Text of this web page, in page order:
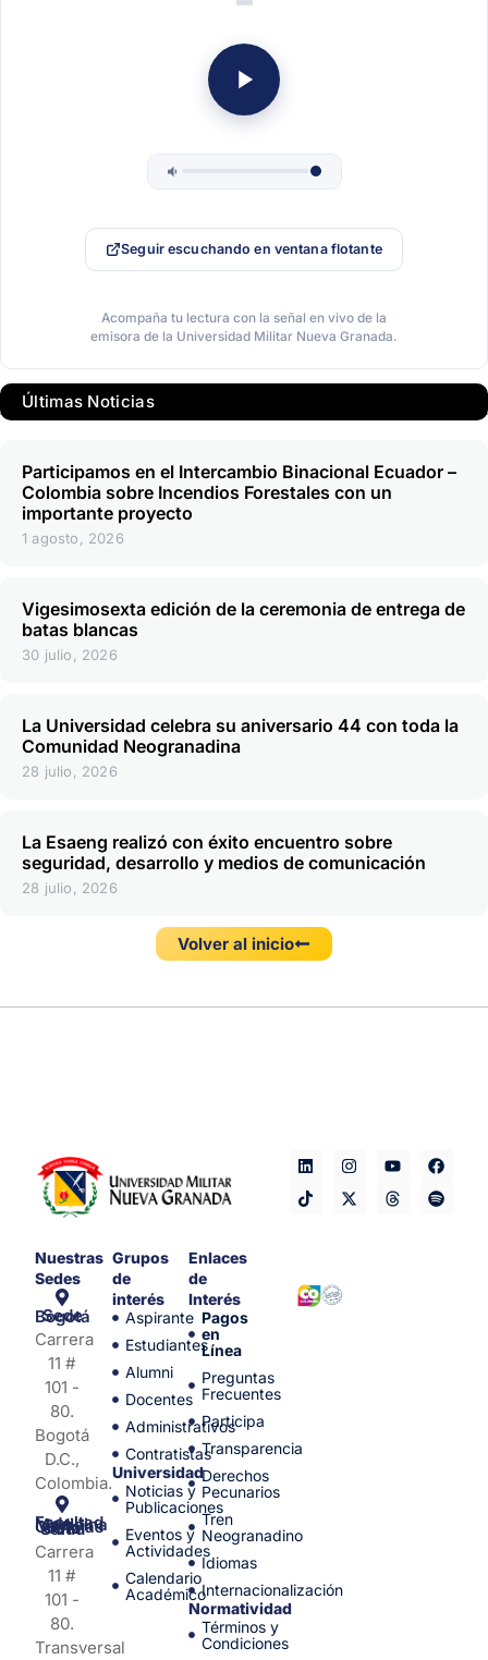
Seguir escuchando en ventana flotante
Acompaña tu lectura con la señal en vivo de la
emisora de la Universidad Militar Nueva Granada.
Últimas Noticias
Participamos en el Intercambio Binacional Ecuador –
Colombia sobre Incendios Forestales con un
importante proyecto
1 agosto, 2026
Vigesimosexta edición de la ceremonia de entrega de
batas blancas
30 julio, 2026
La Universidad celebra su aniversario 44 con toda la
Comunidad Neogranadina
28 julio, 2026
La Esaeng realizó con éxito encuentro sobre
seguridad, desarrollo y medios de comunicación
28 julio, 2026
Volver al inicio
Nuestras
Sedes
Sede Bogotá
Carrera
11 #
101 -
80.
Bogotá
D.C.,
Colombia.
Facultad de Medicina y Ciencias de la Salud
Carrera
11 #
101 -
80.
Transversal
Grupos
de
interés
Aspirante
Estudiantes
Alumni
Docentes
Administrativos
Contratistas
Universidad
Noticias y
Publicaciones
Eventos y
Actividades
Calendario
Académico
Enlaces
de
Interés
Pagos
en
Línea
Preguntas
Frecuentes
Participa
Transparencia
Derechos
Pecunarios
Tren
Neogranadino
Idiomas
Internacionalización
Normatividad
Términos y
Condiciones